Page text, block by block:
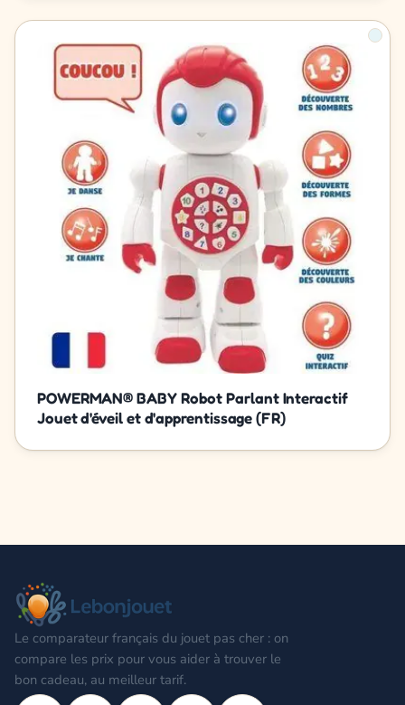
POWERMAN® BABY Robot Parlant Interactif
Jouet d'éveil et d'apprentissage (FR)
Le comparateur français du jouet pas cher : on
compare les prix pour vous aider à trouver le
bon cadeau, au meilleur tarif.